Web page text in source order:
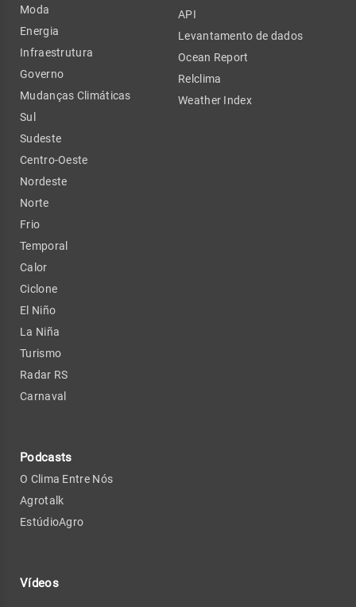
Moda
Energia
Infraestrutura
Governo
Mudanças Climáticas
Sul
Sudeste
Centro-Oeste
Nordeste
Norte
Frio
Temporal
Calor
Ciclone
El Niño
La Niña
Turismo
Radar RS
Carnaval
Podcasts
O Clima Entre Nós
Agrotalk
EstúdioAgro
Vídeos
API
Levantamento de dados
Ocean Report
Relclima
Weather Index